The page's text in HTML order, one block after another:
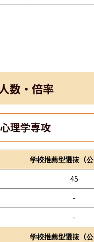
数・倍率
理学専攻
学校推薦型選抜（
45
-
-
学校推薦型選抜（